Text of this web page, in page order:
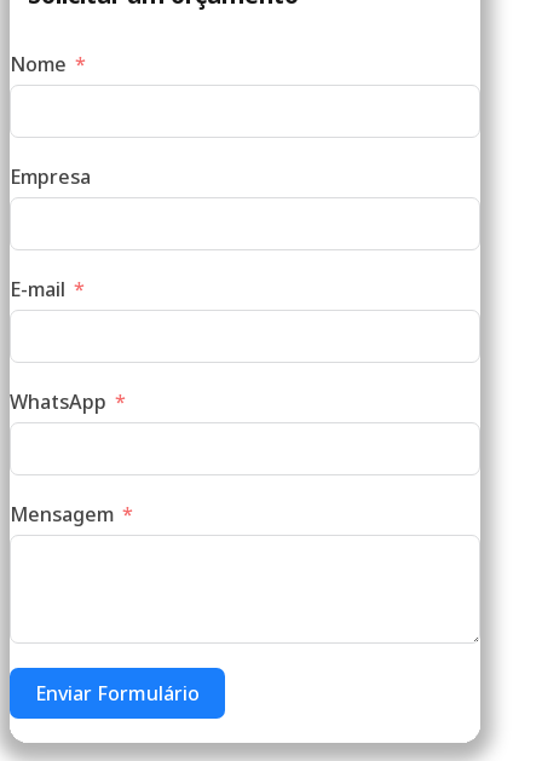
Nome
Empresa
E-mail
WhatsApp
Mensagem
Enviar Formulário